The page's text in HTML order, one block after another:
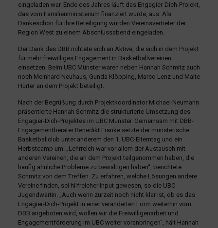
eingeladen war. Ende des Jahres läuft das Engagier-Dich-Projekt,
das vom Familienministerium finanziert wurde, aus. Als
Dankeschön für ihre Beteiligung wurden Vereinsvertreter der
Region West zu einem Abschlussabend eingeladen.
Der Dank des DBB richtete sich an Aktive, die sich in dem Projekt
für mehr freiwilliges Engagement in Basketballvereinen
einsetzen. Beim UBC Münster waren neben Hannah Schmitz auch
noch Meinhard Neuhaus, Gunda Klöpping, Marco Lenz und Malte
Hürter an dem Projekt beteiligt.
Nach der Begrüßung durch Projektkoordinator Michael Neumann
präsentierte Hannah Schmitz die strukturierte Umsetzung des
Engagier-Dich-Projektes im UBC Münster. Gemeinsam mit DBB-
Engagementberater Benedikt Franke setzte der münsterische
Basketballclub unter anderem den 1. UBC-Elterntag und ein
Herbstcamp um. „Lehrreich war vor allem der Austausch mit
anderen Vereinen, die an dem Projekt teilgenommen haben, die
häufig ähnliche Probleme zu bewältigen haben“, berichtete
Schmitz von dem Treffen. Zu erfahren, welche Lösungen andere
Vereine finden, sei hilfreicher Input gewesen, so die UBC-
Jugendwartin. „Auch wenn zurzeit noch nicht klar ist, ob es das
Engagier-Dich-Projekt in einer veränderten Form weiterhin vom
DBB angeboten wird, wollen wir die Freiwilligenarbeit und
Engagementförderung im UBC weiter voranbringen“, hält Hannah